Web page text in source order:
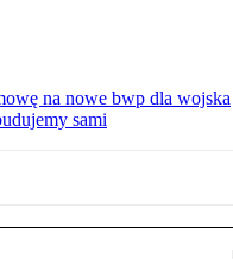
na nowe bwp dla wojska
sami